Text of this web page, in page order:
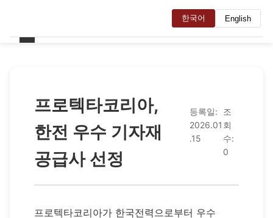
한국어 English
프로텍타코리아,
한전 우수 기자재
공급사 선정
등록일:
2026.01
.15
조
회
수:
0
프로텍타코리아가 한국전력으로부터 우수